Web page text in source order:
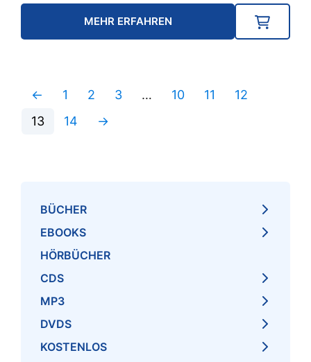
MEHR ERFAHREN
← 1 2 3 … 10 11
12
13
14 →
BÜCHER
EBOOKS
HÖRBÜCHER
CDS
MP3
DVDS
KOSTENLOS